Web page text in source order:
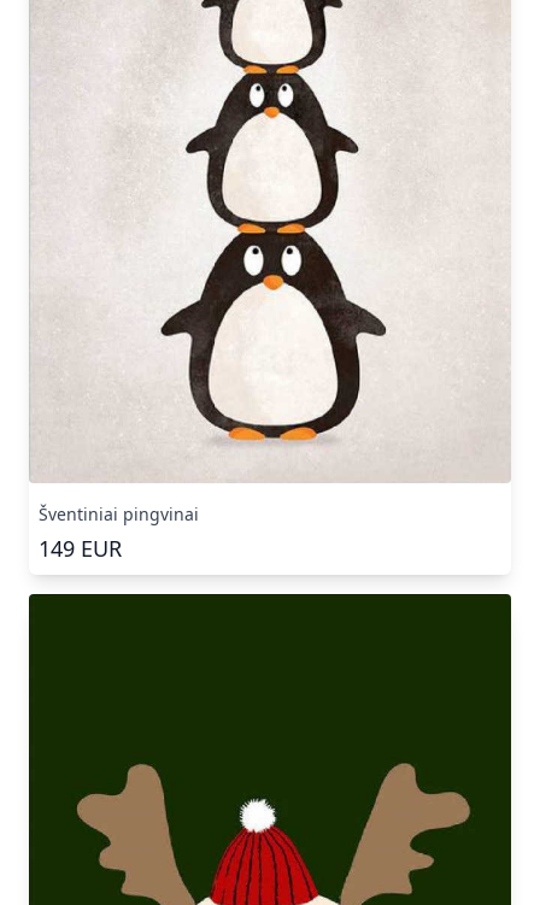
Šventiniai pingvinai
149 EUR